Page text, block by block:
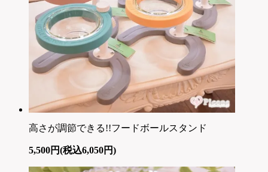
高さが調節できる!!フードボールスタンド
5,500円(税込6,050円)